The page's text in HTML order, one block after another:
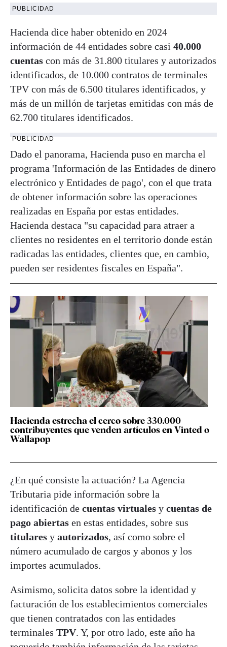
PUBLICIDAD
Hacienda dice haber obtenido en 2024
información de 44 entidades sobre casi 40.000
cuentas con más de 31.800 titulares y autorizados
identificados, de 10.000 contratos de terminales
TPV con más de 6.500 titulares identificados, y
más de un millón de tarjetas emitidas con más de
62.700 titulares identificados.
PUBLICIDAD
Dado el panorama, Hacienda puso en marcha el
programa 'Información de las Entidades de dinero
electrónico y Entidades de pago', con el que trata
de obtener información sobre las operaciones
realizadas en España por estas entidades.
Hacienda destaca "su capacidad para atraer a
clientes no residentes en el territorio donde están
radicadas las entidades, clientes que, en cambio,
pueden ser residentes fiscales en España".
Hacienda estrecha el cerco sobre 330.000
contribuyentes que venden artículos en Vinted o
Wallapop
¿En qué consiste la actuación? La Agencia
Tributaria pide información sobre la
identificación de cuentas virtuales y cuentas de
pago abiertas en estas entidades, sobre sus
titulares y autorizados, así como sobre el
número acumulado de cargos y abonos y los
importes acumulados.
Asimismo, solicita datos sobre la identidad y
facturación de los establecimientos comerciales
que tienen contratados con las entidades
terminales TPV. Y, por otro lado, este año ha